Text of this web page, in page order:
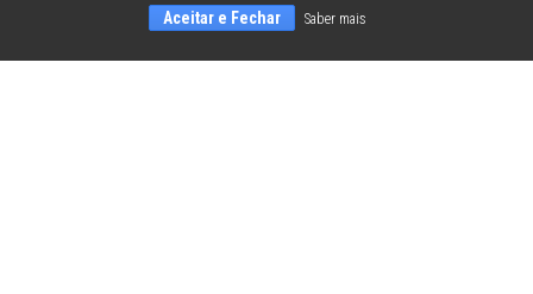
Aceitar e Fechar Saber mais